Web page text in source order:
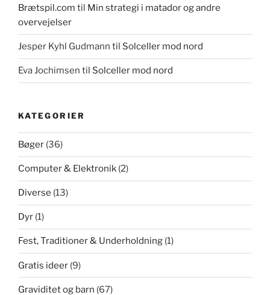
Brætspil.com til Min strategi i matador og andre
overvejelser
Jesper Kyhl Gudmann til Solceller mod nord
Eva Jochimsen til Solceller mod nord
KATEGORIER
Bøger (36)
Computer & Elektronik (2)
Diverse (13)
Dyr (1)
Fest, Traditioner & Underholdning (1)
Gratis ideer (9)
Graviditet og barn (67)